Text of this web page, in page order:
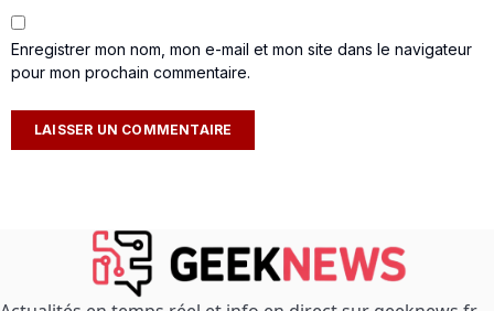
Enregistrer mon nom, mon e-mail et mon site dans le navigateur
pour mon prochain commentaire.